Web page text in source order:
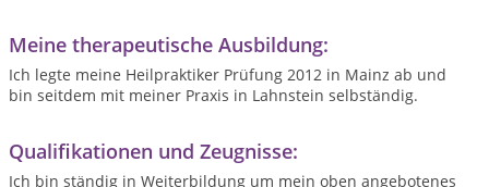
Meine therapeutische Ausbildung:
Ich legte meine Heilpraktiker Prüfung 2012 in Mainz ab und
bin seitdem mit meiner Praxis in Lahnstein selbständig.
Qualifikationen und Zeugnisse:
Ich bin ständig in Weiterbildung um mein oben angebotenes